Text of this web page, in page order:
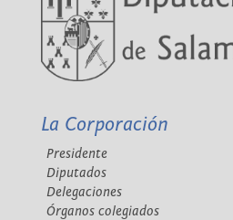
La Corporación
Presidente
Diputados
Delegaciones
Órganos colegiados